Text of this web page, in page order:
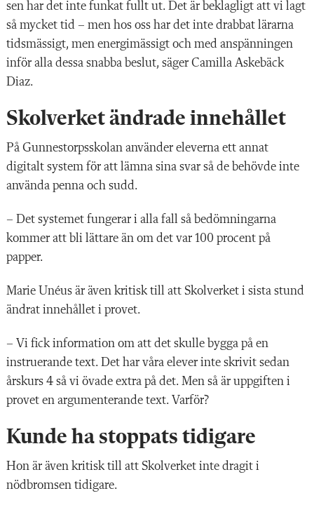
sen har det inte funkat fullt ut. Det är beklagligt att vi lagt
så mycket tid – men hos oss har det inte drabbat lärarna
tidsmässigt, men energimässigt och med anspänningen
inför alla dessa snabba beslut, säger Camilla Askebäck
Diaz.
Skolverket ändrade innehållet
På Gunnestorpsskolan använder eleverna ett annat
digitalt system för att lämna sina svar så de behövde inte
använda penna och sudd.
– Det systemet fungerar i alla fall så bedömningarna
kommer att bli lättare än om det var 100 procent på
papper.
Marie Unéus är även kritisk till att Skolverket i sista stund
ändrat innehållet i provet.
– Vi fick information om att det skulle bygga på en
instruerande text. Det har våra elever inte skrivit sedan
årskurs 4 så vi övade extra på det. Men så är uppgiften i
provet en argumenterande text. Varför?
Kunde ha stoppats tidigare
Hon är även kritisk till att Skolverket inte dragit i
nödbromsen tidigare.